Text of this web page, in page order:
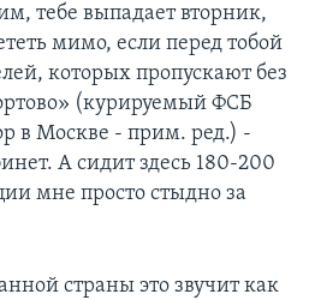
тебе выпадает вторник,
мимо, если перед тобой
которых пропускают без
(курируемый ФСБ
в Москве - прим. ред.) -
А сидит здесь 180-200
мне просто стыдно за
страны это звучит как